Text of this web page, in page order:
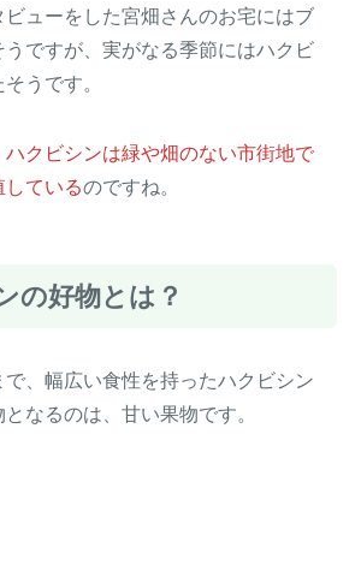
ビューをした宮畑さんのお宅にはブ
うですが、実がなる季節にはハクビ
うです。
ハクビシンは緑や畑のない市街地で
しているのですね。
の好物とは？
、幅広い食性を持ったハクビシン
なるのは、甘い果物です。